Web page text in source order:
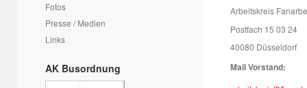
Fotos
Presse / Medien
Links
AK Busordnung
Arbeitskreis
Postfach 15 03 24
40080 Düsseldorf
Mail Vorstand: